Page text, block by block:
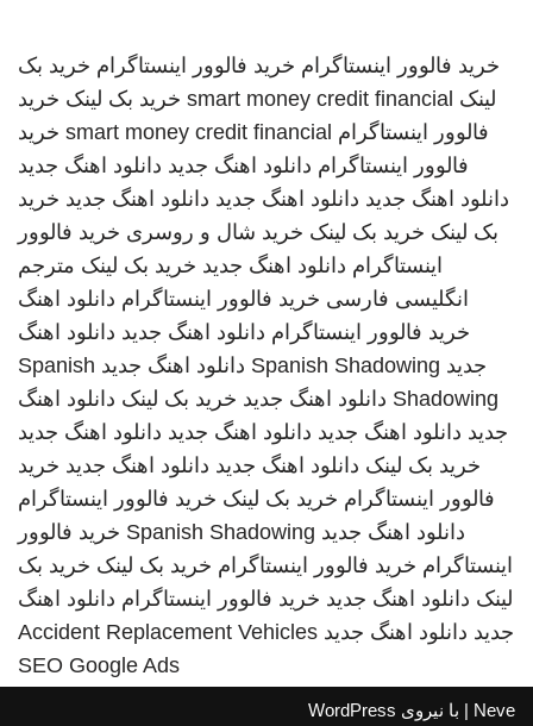
خرید فالوور اینستاگرام خرید فالوور اینستاگرام خرید بک
لینک smart money credit financial خرید بک لینک خرید
فالوور اینستاگرام smart money credit financial خرید
فالوور اینستاگرام دانلود اهنگ جدید دانلود اهنگ جدید
دانلود اهنگ جدید دانلود اهنگ جدید دانلود اهنگ جدید خرید
بک لینک خرید بک لینک خرید شال و روسری خرید فالوور
اینستاگرام دانلود اهنگ جدید خرید بک لینک مترجم
انگلیسی فارسی خرید فالوور اینستاگرام دانلود اهنگ
خرید فالوور اینستاگرام دانلود اهنگ جدید دانلود اهنگ
جدید Spanish Shadowing دانلود اهنگ جدید Spanish
Shadowing دانلود اهنگ جدید خرید بک لینک دانلود اهنگ
جدید دانلود اهنگ جدید دانلود اهنگ جدید دانلود اهنگ جدید
خرید بک لینک دانلود اهنگ جدید دانلود اهنگ جدید خرید
فالوور اینستاگرام خرید بک لینک خرید فالوور اینستاگرام
دانلود اهنگ جدید Spanish Shadowing خرید فالوور
اینستاگرام خرید فالوور اینستاگرام خرید بک لینک خرید بک
لینک دانلود اهنگ جدید خرید فالوور اینستاگرام دانلود اهنگ
جدید دانلود اهنگ جدید Accident Replacement Vehicles
SEO Google Ads
Neve | با نیروی WordPress